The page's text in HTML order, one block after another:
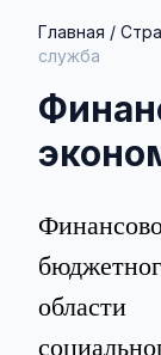
Главная /
служба